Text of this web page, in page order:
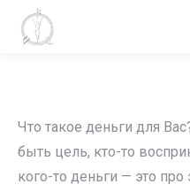
Что такое деньги для
быть цель, кто-то
кого-то деньги — это